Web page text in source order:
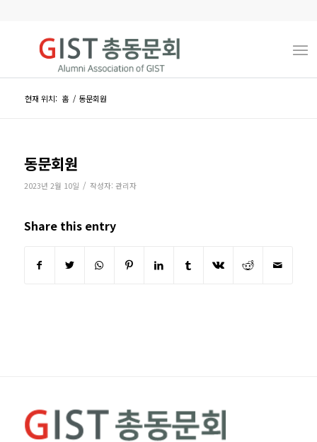
현재 위치: 홈 / 동문회원
동문회원
2023년 2월 10일 / 작성자: 관리자
Share this entry